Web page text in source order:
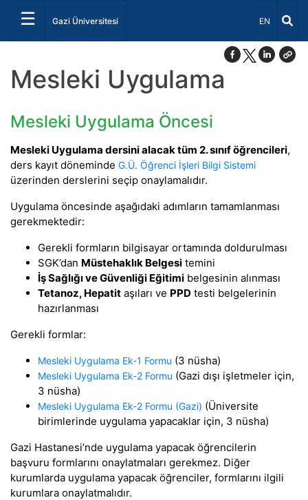
☰ Gazi Üniversitesi Dil Seçiniz
EN
Mesleki Uygulama
Mesleki Uygulama Öncesi
Mesleki Uygulama dersini alacak tüm 2. sınıf öğrencileri,
ders kayıt döneminde G.Ü. Öğrenci İşleri Bilgi Sistemi
üzerinden derslerini seçip onaylamalıdır.
Uygulama öncesinde aşağıdaki adımların tamamlanması
gerekmektedir:
Gerekli formların bilgisayar ortamında doldurulması
SGK’dan Müstehaklık Belgesi temini
İş Sağlığı ve Güvenliği Eğitimi belgesinin alınması
Tetanoz, Hepatit aşıları ve PPD testi belgelerinin
hazırlanması
Gerekli formlar:
Mesleki Uygulama Ek-1 Formu (3 nüsha)
Mesleki Uygulama Ek-2 Formu (Gazi dışı işletmeler için,
3 nüsha)
Mesleki Uygulama Ek-2 Formu (Gazi) (Üniversite
birimlerinde uygulama yapacaklar için, 3 nüsha)
Gazi Hastanesi’nde uygulama yapacak öğrencilerin
başvuru formlarını onaylatmaları gerekmez. Diğer
kurumlarda uygulama yapacak öğrenciler, formlarını ilgili
kurumlara onaylatmalıdır.